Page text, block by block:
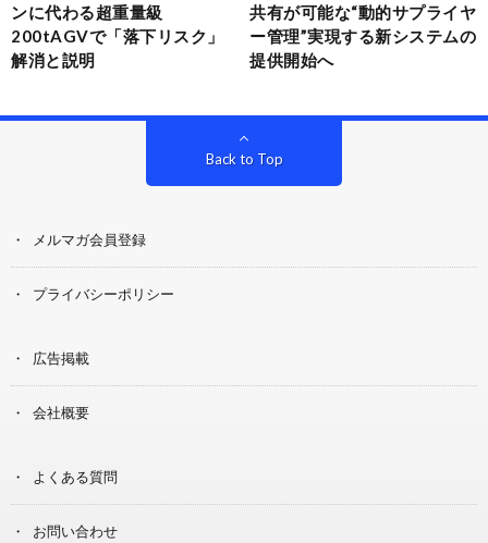
ンに代わる超重量級
200tAGVで「落下リスク」
解消と説明
共有が可能な“動的サプライヤ
ー管理”実現する新システムの
提供開始へ
Back to Top
メルマガ会員登録
プライバシーポリシー
広告掲載
会社概要
よくある質問
お問い合わせ